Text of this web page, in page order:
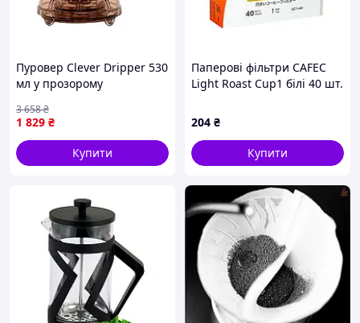
Пуровер Clever Dripper 530
мл у прозорому
ідеальної кави
1 829 ₴
3 658₴
Купити
Паперові фільтри CAFEC
Light Roast Cup1 білі 40 шт.
204 ₴
Купити